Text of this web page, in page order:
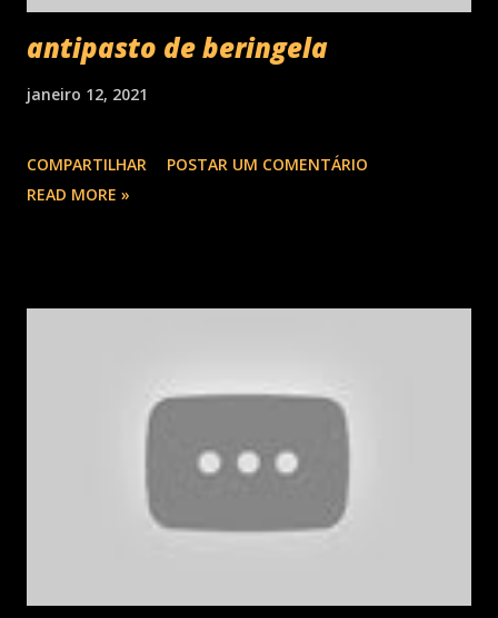
antipasto de beringela
janeiro 12, 2021
COMPARTILHAR
POSTAR UM COMENTÁRIO
READ MORE »